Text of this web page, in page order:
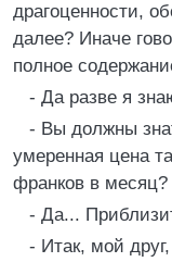
драгоценности,
далее? Иначе
полное
- Да разве я
- Вы должны
умеренная цена
франков в
- Да...
- Итак, мой